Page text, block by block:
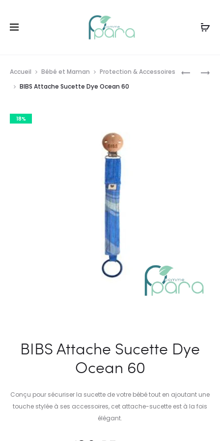
Accueil Bébé et Maman
Protection & Accessoires
BIBS Attache Sucette Dye Ocean 60
18%
BIBS Attache Sucette Dye
Ocean 60
Conçu pour sécuriser la sucette de votre bébé tout en ajoutant une
touche stylée à ses accessoires, cet attache-sucette est à la fois
élégant.